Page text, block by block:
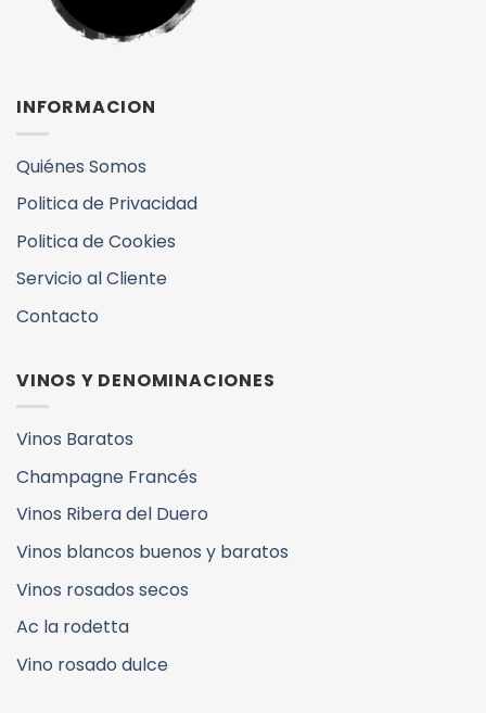
INFORMACION
Quiénes Somos
Politica de Privacidad
Politica de Cookies
Servicio al Cliente
Contacto
VINOS Y DENOMINACIONES
Vinos Baratos
Champagne Francés
Vinos Ribera del Duero
Vinos blancos buenos y baratos
Vinos rosados secos
Ac la rodetta
Vino rosado dulce